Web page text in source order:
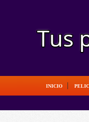
INICIO